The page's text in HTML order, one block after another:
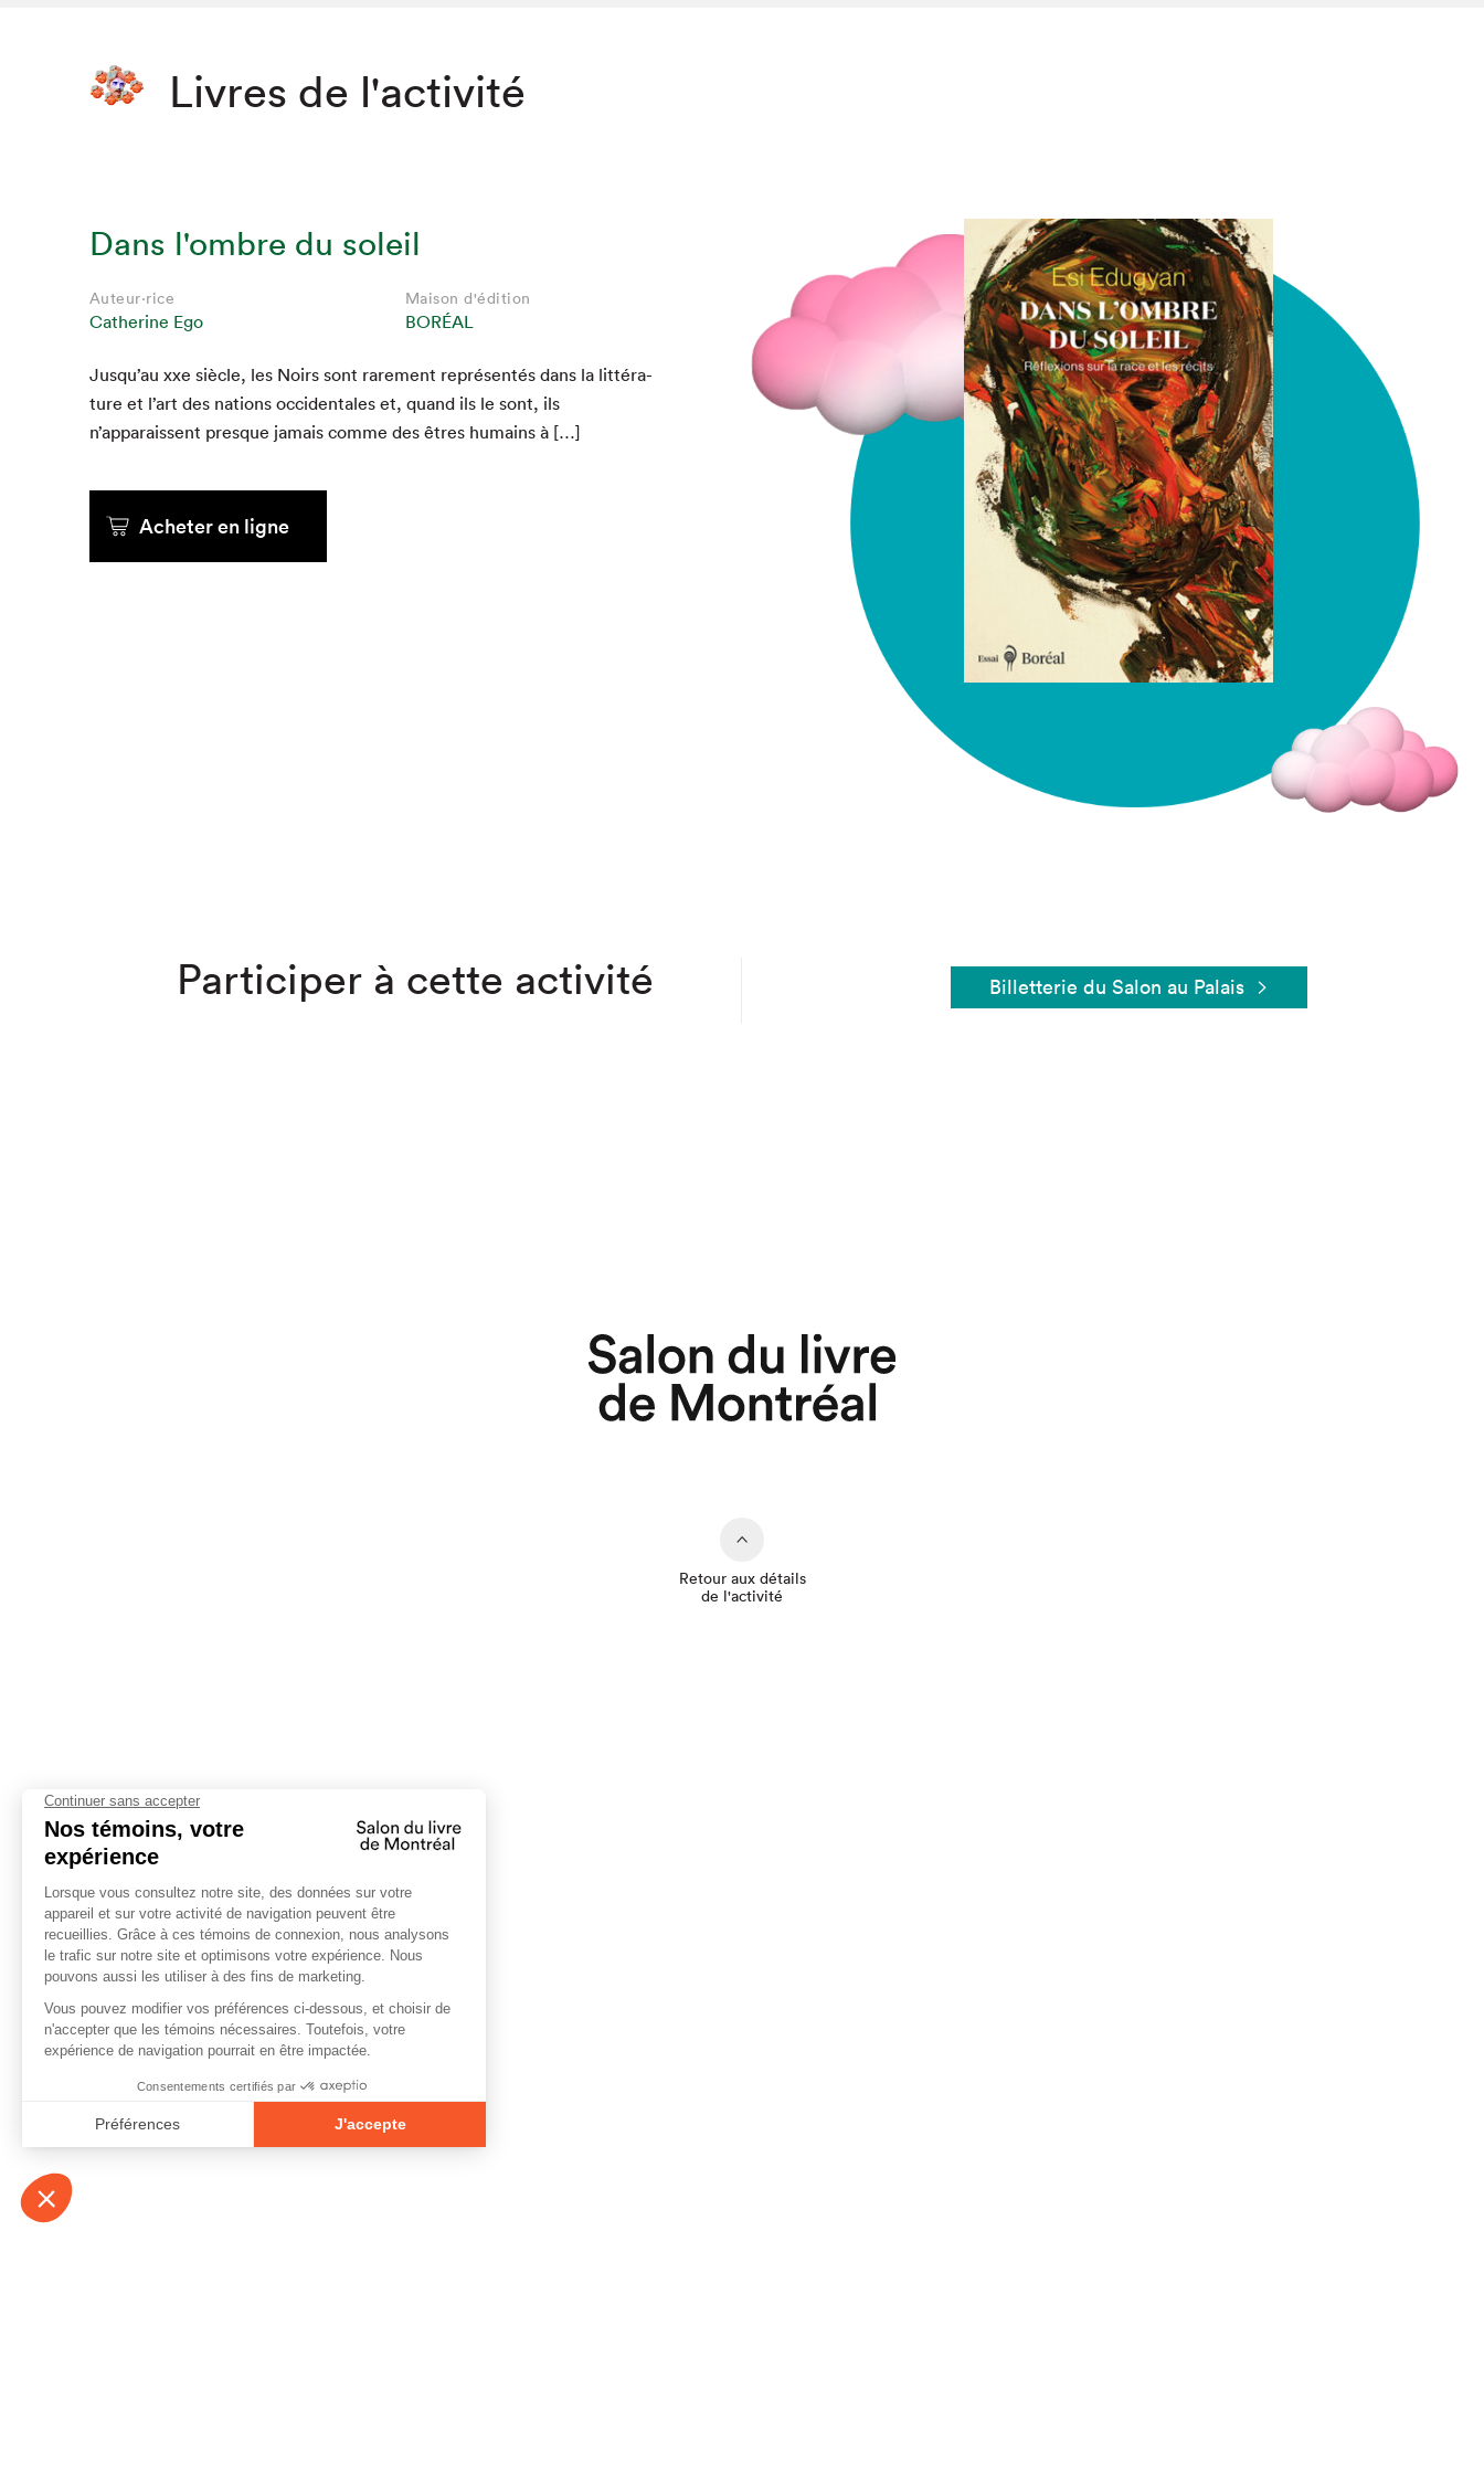
Que cherchez-vous?
Livres de l'activité
Dans l'ombre du soleil
Auteur·rice
Catherine Ego
Maison d'édition
BORÉAL
Jusqu’au xxe siè­cle, les Noirs sont rarement représen­tés dans la lit­téra­
ture et l’art des nations occi­den­tales et, quand ils le sont, ils
n’apparaissent presque jamais comme des êtres humains à […]
Acheter en ligne
Participer à cette activité Billetterie du Salon au Palais
Retour aux détails
de l'activité